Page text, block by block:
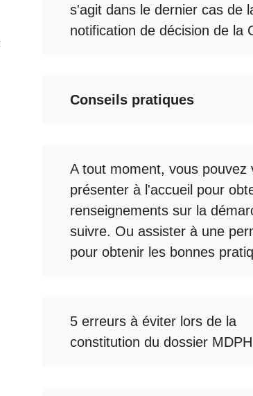
s'agit dans le dernier cas de
notification de décision de la
Conseils pratiques
A tout moment, vous pouvez
présenter à l'accueil pour
renseignements sur la
suivre. Ou assister à une
pour obtenir les bonnes
5 erreurs à éviter lors de la
constitution du dossier MDPH